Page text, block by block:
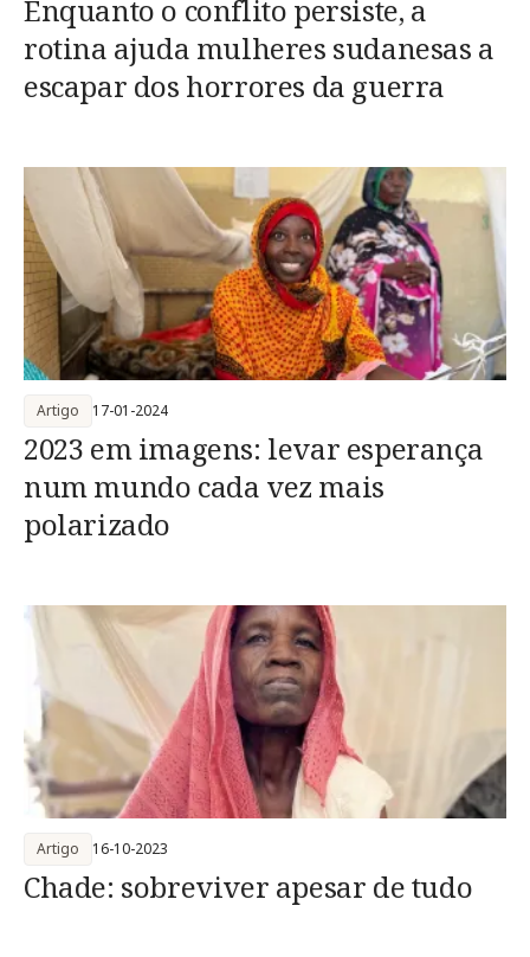
Enquanto o conflito persiste, a
rotina ajuda mulheres sudanesas a
escapar dos horrores da guerra
2023 em imagens: levar esperança
num mundo cada vez mais
polarizado
Artigo 17-01-2024
Chade: sobreviver apesar de tudo
Artigo 16-10-2023